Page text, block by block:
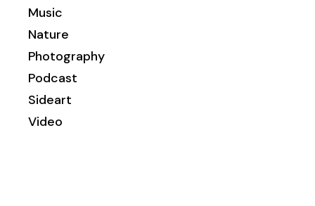
Music
Nature
Photography
Podcast
Sideart
Video